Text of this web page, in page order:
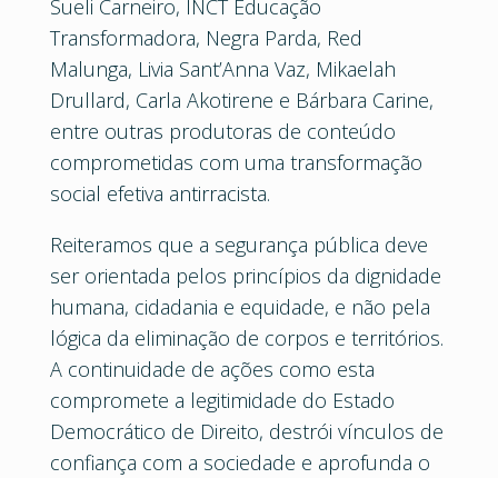
Sueli Carneiro, INCT Educação
Transformadora, Negra Parda, Red
Malunga, Livia Sant’Anna Vaz, Mikaelah
Drullard, Carla Akotirene e Bárbara Carine,
entre outras produtoras de conteúdo
comprometidas com uma transformação
social efetiva antirracista.
Reiteramos que a segurança pública deve
ser orientada pelos princípios da dignidade
humana, cidadania e equidade, e não pela
lógica da eliminação de corpos e territórios.
A continuidade de ações como esta
compromete a legitimidade do Estado
Democrático de Direito, destrói vínculos de
confiança com a sociedade e aprofunda o